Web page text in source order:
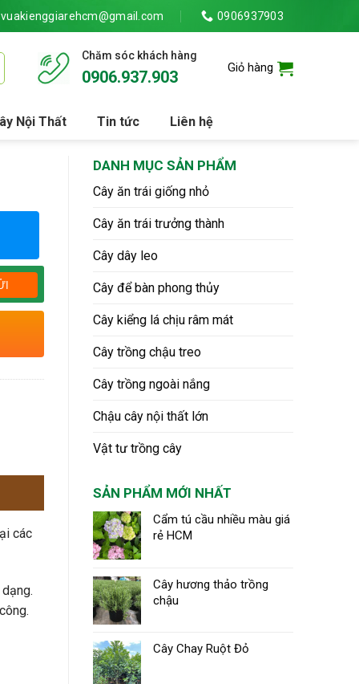
vuakienggiarehcm@gmail.com 0906937903
Chăm sóc khách hàng
0906.937.903 Giỏ hàng
Nội Thất Tin tức Liên hệ
DANH MỤC SẢN PHẨM
Cây ăn trái giống nhỏ
Cây ăn trái trưởng thành
Cây dây leo
Cây để bàn phong thủy
Cây kiểng lá chịu râm mát
Cây trồng chậu treo
Cây trồng ngoài nắng
Chậu cây nội thất lớn
Vật tư trồng cây
SẢN PHẨM MỚI NHẤT
Cẩm tú cầu nhiều màu giá
rẻ HCM
Cây hương thảo trồng
chậu
Cây Chay Ruột Đỏ
các